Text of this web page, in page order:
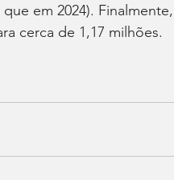
em 2024).
cerca de 1,17 milhões.